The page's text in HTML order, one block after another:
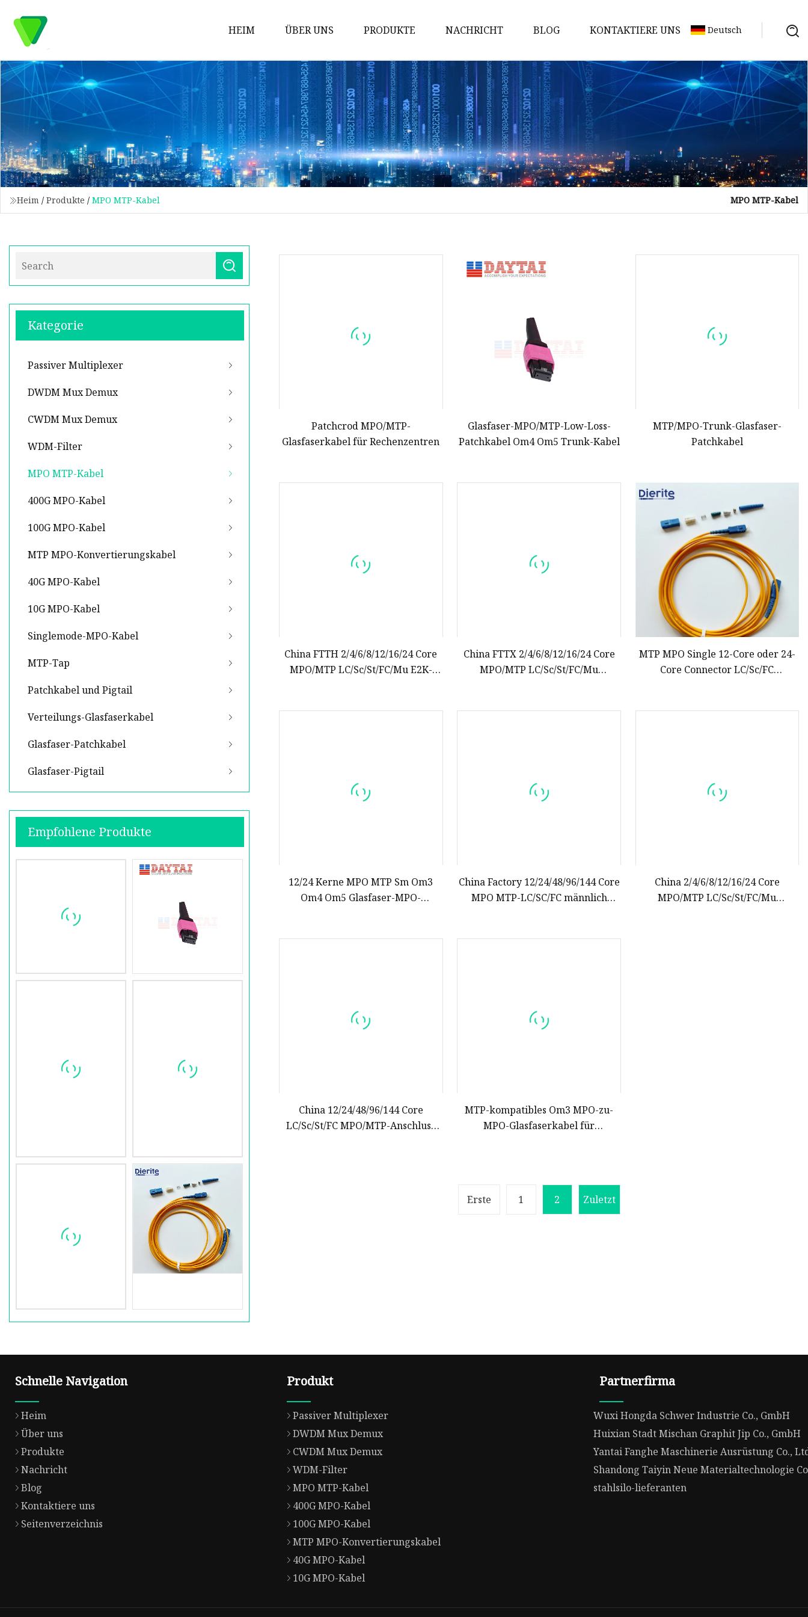
HEIM ÜBER UNS PRODUKTE
Passiver Multiplexer
DWDM Mux Demux
CWDM Mux Demux
WDM-Filter
MPO MTP-Kabel
400G MPO-Kabel
Verteilungs-Glasfaserkabel
NACHRICHT BLOG KONTAKTIERE UNS Deutsch
Heim / Produkte / MPO MTP-Kabel MPO MTP-Kabel
Kategorie
Passiver Multiplexer
DWDM Mux Demux
CWDM Mux Demux
WDM-Filter
MPO MTP-Kabel
400G MPO-Kabel
100G MPO-Kabel
MTP MPO-Konvertierungskabel
40G MPO-Kabel
10G MPO-Kabel
Singlemode-MPO-Kabel
MTP-Tap
Patchkabel und Pigtail
Verteilungs-Glasfaserkabel
Glasfaser-Patchkabel
Glasfaser-Pigtail
Empfohlene Produkte
Patchcrod MPO/MTP-
Glasfaserkabel für Rechenzentren
Glasfaser-MPO/MTP-Low-Loss-
Patchkabel Om4 Om5 Trunk-Kabel
MTP/MPO-Trunk-Glasfaser-
Patchkabel
China FTTH 2/4/6/8/12/16/24 Core
MPO/MTP LC/Sc/St/FC/Mu E2K-
China FTTX 2/4/6/8/12/16/24 Core
MPO/MTP LC/Sc/St/FC/Mu
MTP MPO Single 12-Core oder 24-
Core Connector LC/Sc/FC
12/24 Kerne MPO MTP Sm Om3
Om4 Om5 Glasfaser-MPO-
China Factory 12/24/48/96/144 Core
MPO MTP-LC/SC/FC männlich
China 2/4/6/8/12/16/24 Core
MPO/MTP LC/Sc/St/FC/Mu
China 12/24/48/96/144 Core
LC/Sc/St/FC MPO/MTP-Anschluss
MTP-kompatibles Om3 MPO-zu-
MPO-Glasfaserkabel für
Erste 1 2 Zuletzt
Schnelle Navigation
Heim
Über uns
Produkte
Nachricht
Blog
Kontaktiere uns
Seitenverzeichnis
Produkt
Passiver Multiplexer
DWDM Mux Demux
CWDM Mux Demux
WDM-Filter
MPO MTP-Kabel
400G MPO-Kabel
100G MPO-Kabel
MTP MPO-Konvertierungskabel
40G MPO-Kabel
10G MPO-Kabel
Partnerfirma
Wuxi Hongda Schwer Industrie Co., GmbH
Huixian Stadt Mischan Graphit Jip Co., GmbH
Yantai Fanghe Maschinerie Ausrüstung Co.,
Shandong Taiyin Neue Materialtechnologie
stahlsilo-lieferanten